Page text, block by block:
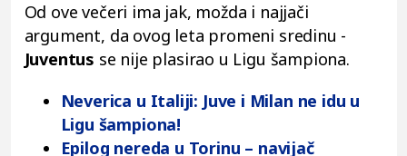
Od ove večeri ima jak, možda i najjači
argument, da ovog leta promeni sredinu -
Juventus se nije plasirao u Ligu šampiona.
Neverica u Italiji: Juve i Milan ne idu u
Ligu šampiona!
Epilog nereda u Torinu – navijač